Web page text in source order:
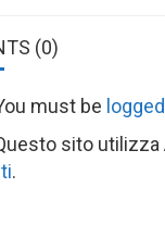
(0)
must be
sito utilizza
.